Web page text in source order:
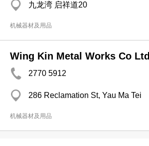
九龙湾 启祥道20
机械器材及用品
Wing Kin Metal Works Co Ltd
2770 5912
286 Reclamation St, Yau Ma Tei
机械器材及用品